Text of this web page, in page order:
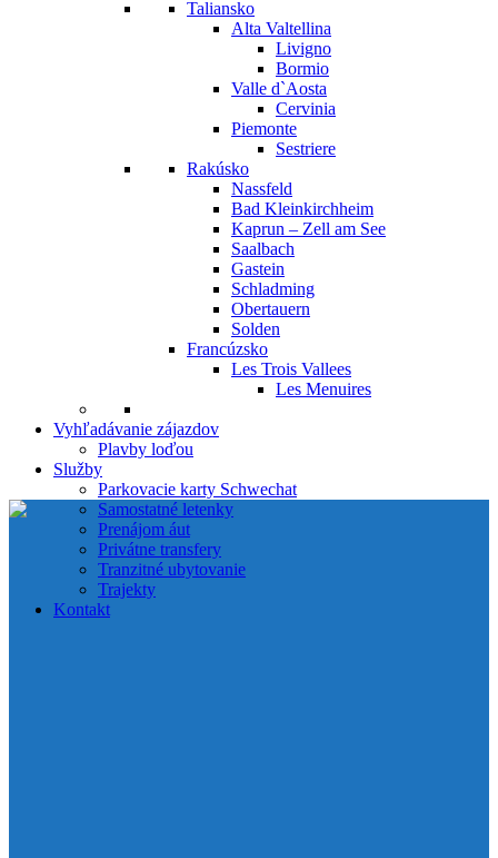
Taliansko
Alta Valtellina
Livigno
Bormio
Valle d`Aosta
Cervinia
Piemonte
Sestriere
Rakúsko
Nassfeld
Bad Kleinkirchheim
Kaprun – Zell am See
Saalbach
Gastein
Schladming
Obertauern
Solden
Francúzsko
Les Trois Vallees
Les Menuires
Vyhľadávanie zájazdov
Plavby loďou
Služby
Parkovacie karty Schwechat
Samostatné letenky
Prenájom áut
Privátne transfery
Tranzitné ubytovanie
Trajekty
Kontakt